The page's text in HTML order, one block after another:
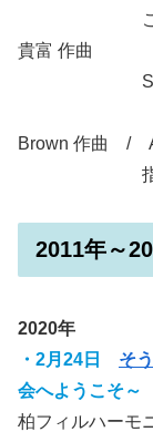
こころよ
貴富 作曲
Singing
Arthur
Brown 作曲 /
指揮 ： 加
2011年～
2020年
・2月24日 そ
会へようこそ～
柏フィルハーモ